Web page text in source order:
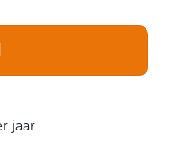
jaar